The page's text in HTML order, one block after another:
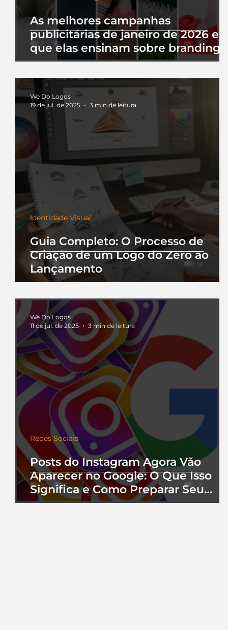
As melhores campanhas
publicitárias de janeiro de 2026 e
que elas ensinam sobre branding
Guia Completo: O Processo de
Criação de um Logo do Zero ao
Lançamento
Identidade Visual
We Do Logos
19 de jul. de 2025
3 min de leitura
Posts do Instagram Agora Vão
Aparecer no Google: O Que Isso
Significa e Como Preparar Seu
Perfil
Redes Sociais
We Do Logos
11 de jul. de 2025
3 min de leitura